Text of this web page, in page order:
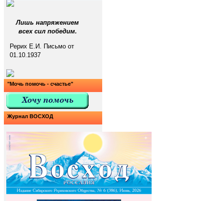
Лишь напряжением
всех сил победим.
Рерих Е.И. Письмо от
01.10.1937
"Мочь помочь - счастье"
Журнал ВОСХОД